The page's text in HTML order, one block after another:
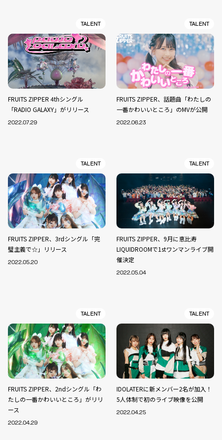
TALENT
FRUITS ZIPPER 4thシングル
「RADIO GALAXY」がリリース
2022.07.29
TALENT
FRUITS ZIPPER、話題曲「わたしの
一番かわいいところ」のMVが公開
2022.06.23
TALENT
FRUITS ZIPPER、3rdシングル「完
璧主義で☆」リリース
2022.05.20
TALENT
FRUITS ZIPPER、9月に恵比寿
LIQUIDROOMで1stワンマンライブ開
催決定
2022.05.04
TALENT
FRUITS ZIPPER、2ndシングル「わ
たしの一番かわいいところ」がリリ
ース
2022.04.29
TALENT
IDOLATERに新メンバー2名が加入！
5人体制で初のライブ映像を公開
2022.04.25